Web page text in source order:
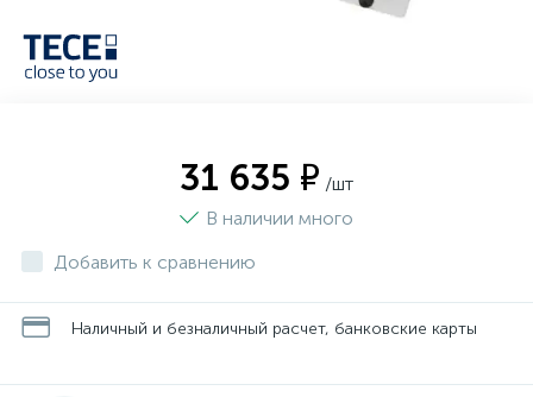
31 635 ₽ /шт
В наличии много
Добавить к сравнению
Наличный и безналичный расчет, банковские карты